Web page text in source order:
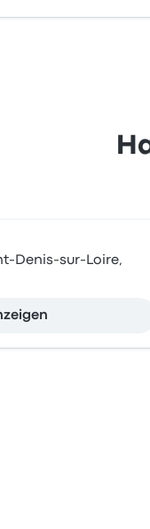
Denis-sur-Loire,